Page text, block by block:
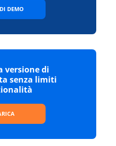
DEMO
versione di
senza limiti